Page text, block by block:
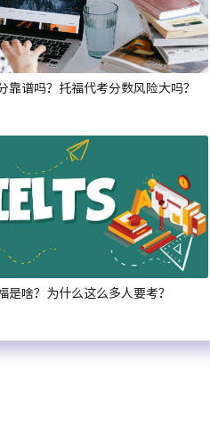
靠谱吗？托福代考分数风险大吗？
是啥？为什么这么多人要考？